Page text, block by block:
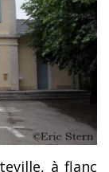
à flanc